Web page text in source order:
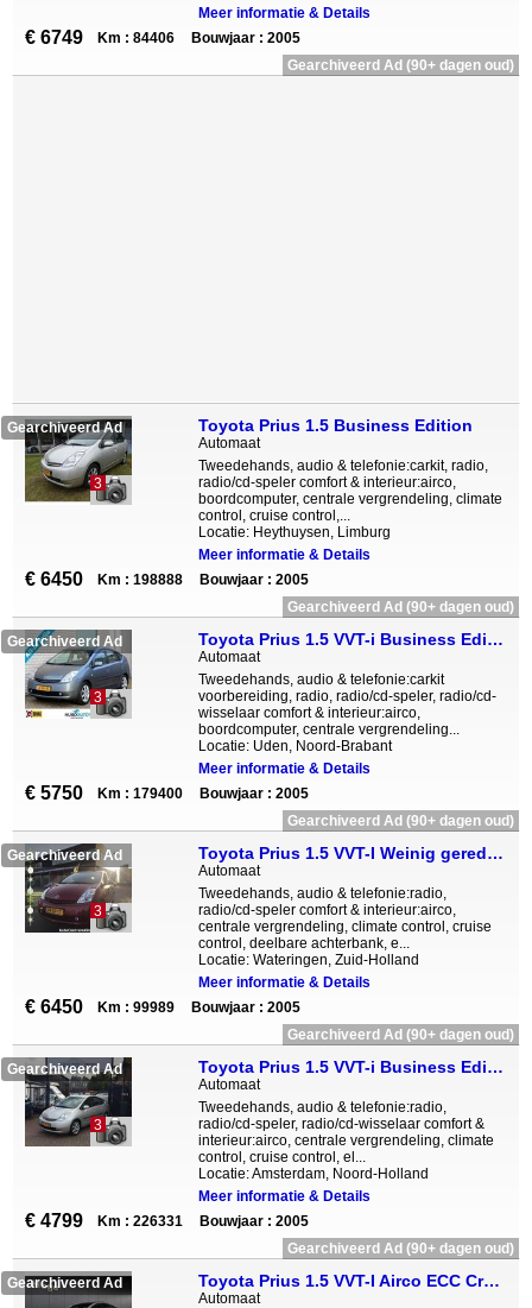
Meer informatie & Details
€ 6749 Km : 84406
Bouwjaar : 2005
Gearchiveerd Ad (90+ dagen oud)
Gearchiveerd Ad
3
Toyota Prius 1.5 Business Edition
Automaat
Tweedehands, audio & telefonie:carkit, radio,
radio/cd-speler comfort & interieur:airco,
boordcomputer, centrale vergrendeling, climate
control, cruise control,...
Locatie: Heythuysen, Limburg
Meer informatie & Details
€ 6450 Km : 198888
Bouwjaar : 2005
Gearchiveerd Ad (90+ dagen oud)
Gearchiveerd Ad
3
Toyota Prius 1.5 VVT-i Business Edition Fm-Navi Cruise JBL-audio
Automaat
Tweedehands, audio & telefonie:carkit
voorbereiding, radio, radio/cd-speler, radio/cd-
wisselaar comfort & interieur:airco,
boordcomputer, centrale vergrendeling...
Locatie: Uden, Noord-Brabant
Meer informatie & Details
€ 5750 Km : 179400
Bouwjaar : 2005
Gearchiveerd Ad (90+ dagen oud)
Gearchiveerd Ad
3
Toyota Prius 1.5 VVT-I Weinig gereden
Automaat
Tweedehands, audio & telefonie:radio,
radio/cd-speler comfort & interieur:airco,
centrale vergrendeling, climate control, cruise
control, deelbare achterbank, e...
Locatie: Wateringen, Zuid-Holland
Meer informatie & Details
€ 6450 Km : 99989
Bouwjaar : 2005
Gearchiveerd Ad (90+ dagen oud)
Gearchiveerd Ad
3
Toyota Prius 1.5 VVT-i Business Edition Perfecte staat van onderhoud!
Automaat
Tweedehands, audio & telefonie:radio,
radio/cd-speler, radio/cd-wisselaar comfort &
interieur:airco, centrale vergrendeling, climate
control, cruise control, el...
Locatie: Amsterdam, Noord-Holland
Meer informatie & Details
€ 4799 Km : 226331
Bouwjaar : 2005
Gearchiveerd Ad (90+ dagen oud)
Gearchiveerd Ad Toyota Prius 1.5 VVT-I Airco ECC Cruise control Navigatie Licht metaal Inruil mogelijk
Automaat